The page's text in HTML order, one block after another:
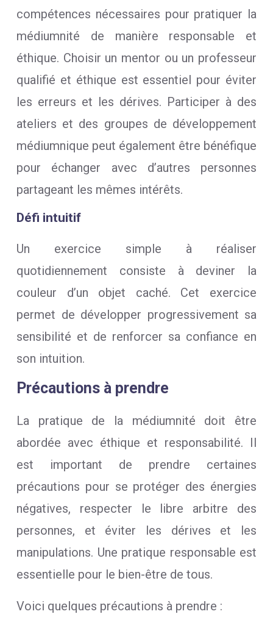
compétences nécessaires pour pratiquer la
médiumnité de manière responsable et
éthique. Choisir un mentor ou un professeur
qualifié et éthique est essentiel pour éviter
les erreurs et les dérives. Participer à des
ateliers et des groupes de développement
médiumnique peut également être bénéfique
pour échanger avec d’autres personnes
partageant les mêmes intérêts.
Défi intuitif
Un exercice simple à réaliser
quotidiennement consiste à deviner la
couleur d’un objet caché. Cet exercice
permet de développer progressivement sa
sensibilité et de renforcer sa confiance en
son intuition.
Précautions à prendre
La pratique de la médiumnité doit être
abordée avec éthique et responsabilité. Il
est important de prendre certaines
précautions pour se protéger des énergies
négatives, respecter le libre arbitre des
personnes, et éviter les dérives et les
manipulations. Une pratique responsable est
essentielle pour le bien-être de tous.
Voici quelques précautions à prendre :